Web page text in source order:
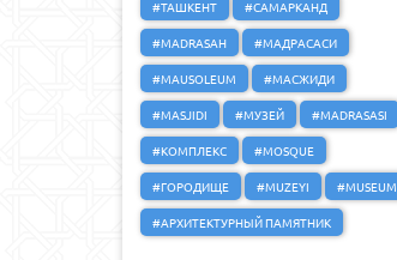
#ТАШКЕНТ
#САМАРКАНД
#MADRASAH
#МАДРАСАСИ
#MAUSOLEUM
#МАСЖИДИ
#MASJIDI
#МУЗЕЙ
#MADRASASI
#КОМПЛЕКС
#MOSQUE
#ГОРОДИЩЕ
#MUZEYI
#MUSEUM
#АРХИТЕКТУРНЫЙ ПАМЯТНИК